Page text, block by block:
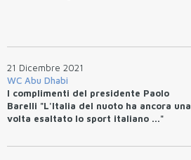
21 Dicembre 2021
WC Abu Dhabi
I complimenti del presidente Paolo
Barelli "L'Italia del nuoto ha ancora una
volta esaltato lo sport italiano ..."